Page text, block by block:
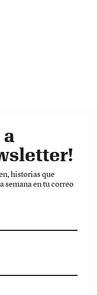
a
historias que
semana en tu correo